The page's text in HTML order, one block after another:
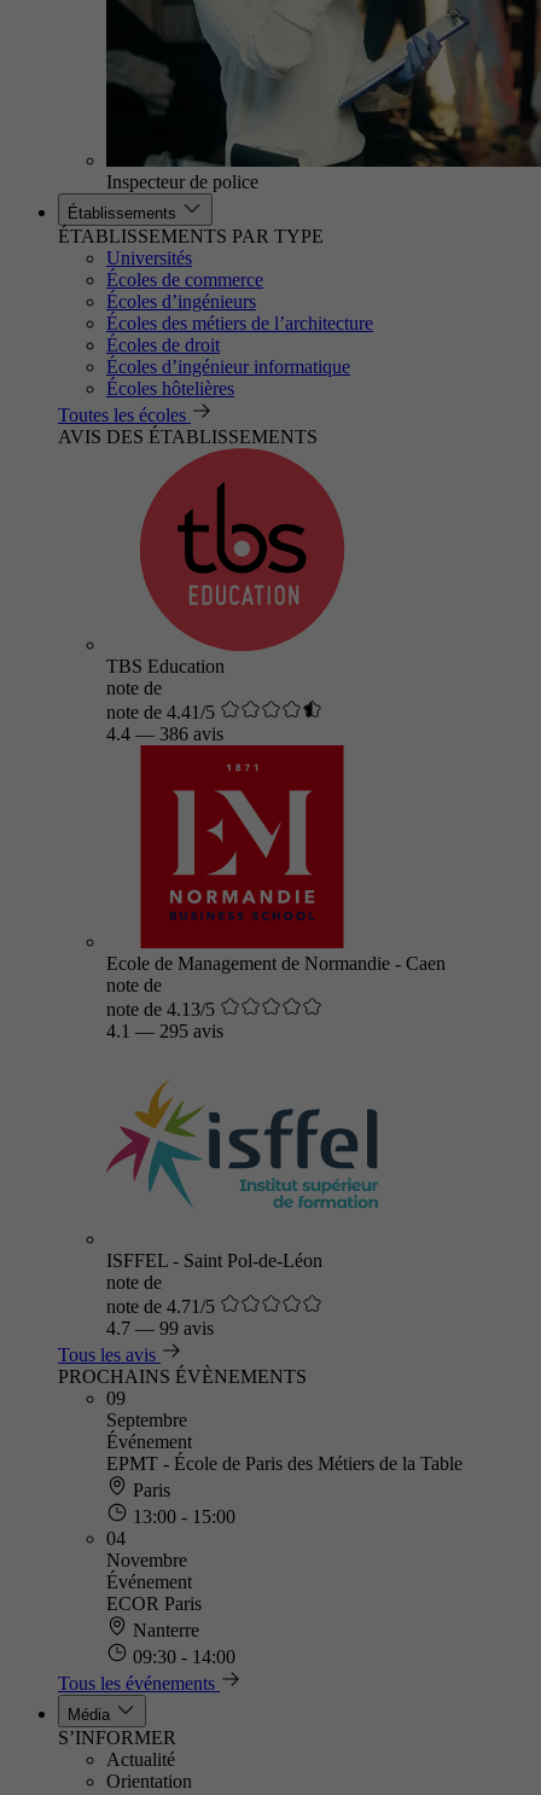
Inspecteur de police
Établissements
ÉTABLISSEMENTS PAR TYPE
Universités
Écoles de commerce
Écoles d’ingénieurs
Écoles des métiers de l’architecture
Écoles de droit
Écoles d’ingénieur informatique
Écoles hôtelières
Toutes les écoles
AVIS DES ÉTABLISSEMENTS
TBS Education
note de
note de 4.41/5
4.4 — 386 avis
Ecole de Management de Normandie - Caen
note de
note de 4.13/5
4.1 — 295 avis
ISFFEL - Saint Pol-de-Léon
note de
note de 4.71/5
4.7 — 99 avis
Tous les avis
PROCHAINS ÉVÈNEMENTS
09
Septembre
Événement
EPMT - École de Paris des Métiers de la Table
Paris
13:00 - 15:00
04
Novembre
Événement
ECOR Paris
Nanterre
09:30 - 14:00
Tous les événements
Média
S’INFORMER
Actualité
Orientation